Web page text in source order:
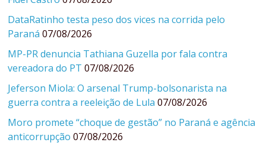
DataRatinho testa peso dos vices na corrida pelo
Paraná 07/08/2026
MP-PR denuncia Tathiana Guzella por fala contra
vereadora do PT 07/08/2026
Jeferson Miola: O arsenal Trump-bolsonarista na
guerra contra a reeleição de Lula 07/08/2026
Moro promete “choque de gestão” no Paraná e agência
anticorrupção 07/08/2026